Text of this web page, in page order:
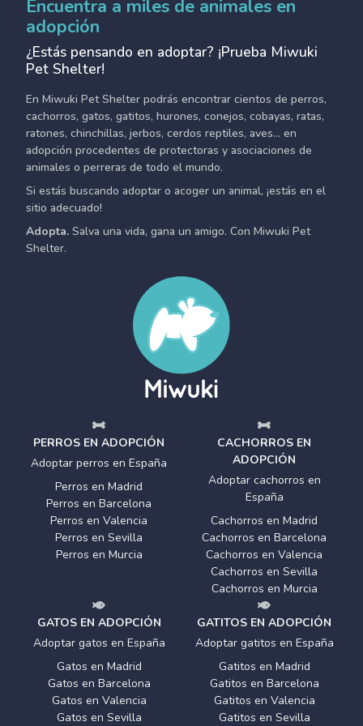
Encuentra a miles de animales en
adopción
¿Estás pensando en adoptar? ¡Prueba Miwuki
Pet Shelter!
En Miwuki Pet Shelter podrás encontrar cientos de perros,
cachorros, gatos, gatitos, hurones, conejos, cobayas, ratas,
ratones, chinchillas, jerbos, cerdos reptiles, aves... en
adopción procedentes de protectoras y asociaciones de
animales o perreras de todo el mundo.
Si estás buscando adoptar o acoger un animal, ¡estás en el
sitio adecuado!
Adopta. Salva una vida, gana un amigo. Con Miwuki Pet
Shelter.
PERROS EN ADOPCIÓN
Adoptar perros en España
Perros en Madrid
Perros en Barcelona
Perros en Valencia
Perros en Sevilla
Perros en Murcia
CACHORROS EN
ADOPCIÓN
Adoptar cachorros en
España
Cachorros en Madrid
Cachorros en Barcelona
Cachorros en Valencia
Cachorros en Sevilla
Cachorros en Murcia
GATOS EN ADOPCIÓN
Adoptar gatos en España
Gatos en Madrid
Gatos en Barcelona
Gatos en Valencia
Gatos en Sevilla
GATITOS EN ADOPCIÓN
Adoptar gatitos en España
Gatitos en Madrid
Gatitos en Barcelona
Gatitos en Valencia
Gatitos en Sevilla